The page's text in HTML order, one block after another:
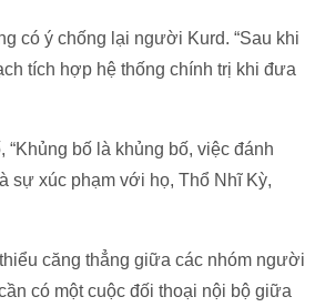
có ý chống lại người Kurd. “Sau khi
tích hợp hệ thống chính trị khi đưa
bố là khủng bố, việc đánh
sự xúc phạm với họ, Thổ Nhĩ Kỳ,
căng thẳng giữa các nhóm người
có một cuộc đối thoại nội bộ giữa